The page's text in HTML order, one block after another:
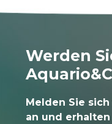
Werden
Melden Sie
an und